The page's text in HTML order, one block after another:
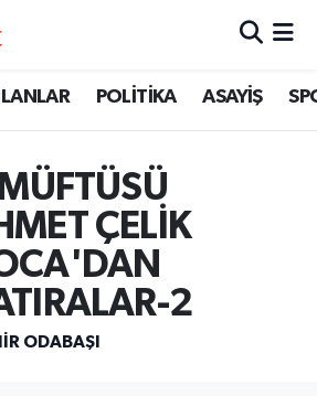
POLİTİKA ASAYİŞ
MÜFTÜSÜ
ÇELİK
2
ODABAŞI
Vakitleri
Durumu ve Fikstür